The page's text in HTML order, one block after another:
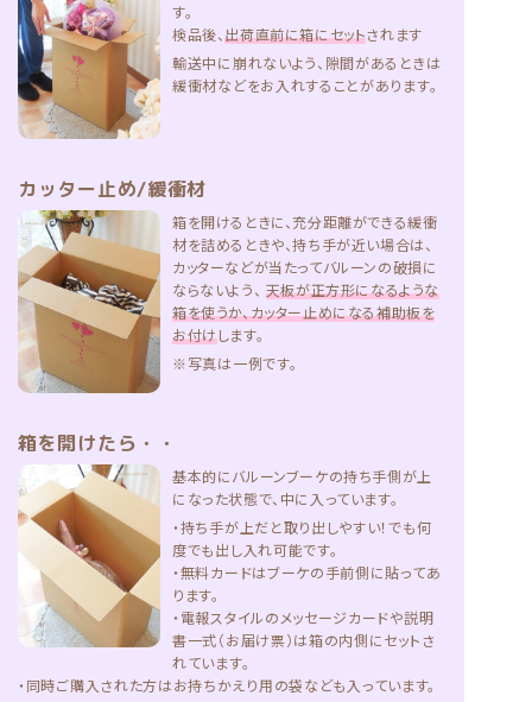
輸送中に崩れないよう、隙間があるときは
緩衝材などをお入れすることがあります。
カッター止め/緩衝材
材を詰めるときや、持ち手が近い場合は、
カッターなどが当たってバルーンの破損に
ならないよう、天板が正方形になるような
箱を使うか、カッター止めになる補助板を
お付け します。
※写真は一例です。
箱を開けたら・・
・持ち手が上だと取り出しやすい！でも何
度でも出し入れ可能です。
・無料カードはブーケの手前側に貼ってあ
ります。
・電報スタイルのメッセージカードや説明
書一式（お届け票）は箱の内側にセットさ
れています。
・同時ご購入された方はお持ちかえり用の袋なども入っています。
取り出し方